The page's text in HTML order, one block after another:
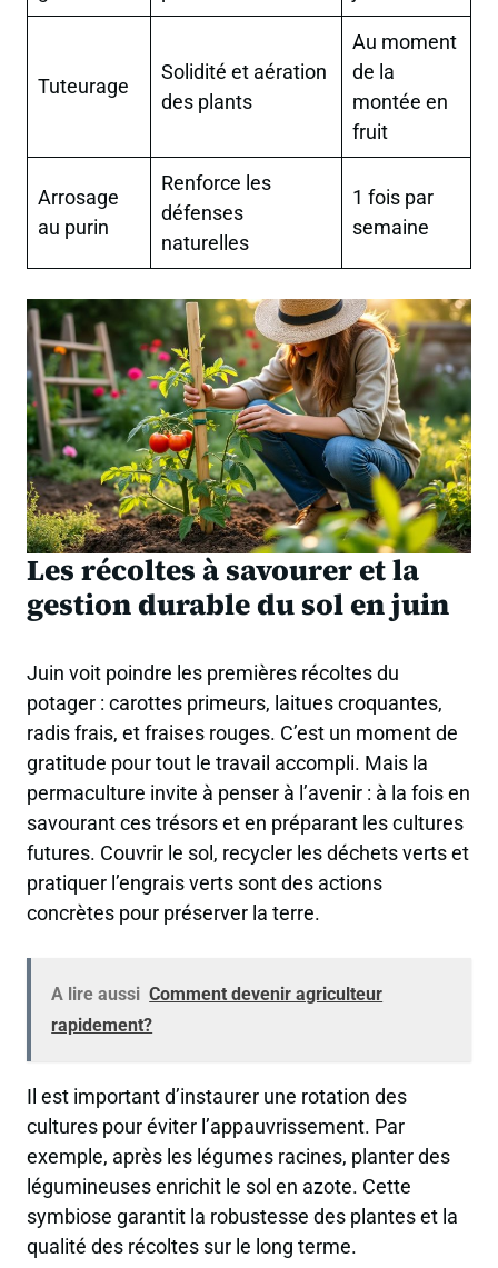
Tuteurage
Solidité et aération
des plants
Au moment
de la
montée en
fruit
Arrosage
au purin
Renforce les
défenses
naturelles
1 fois par
semaine
Les récoltes à savourer et la
gestion durable du sol en juin
Juin voit poindre les premières récoltes du
potager : carottes primeurs, laitues croquantes,
radis frais, et fraises rouges. C’est un moment de
gratitude pour tout le travail accompli. Mais la
permaculture invite à penser à l’avenir : à la fois en
savourant ces trésors et en préparant les cultures
futures. Couvrir le sol, recycler les déchets verts et
pratiquer l’engrais verts sont des actions
concrètes pour préserver la terre.
A lire aussi Comment devenir agriculteur
rapidement?
Il est important d’instaurer une rotation des
cultures pour éviter l’appauvrissement. Par
exemple, après les légumes racines, planter des
légumineuses enrichit le sol en azote. Cette
symbiose garantit la robustesse des plantes et la
qualité des récoltes sur le long terme.